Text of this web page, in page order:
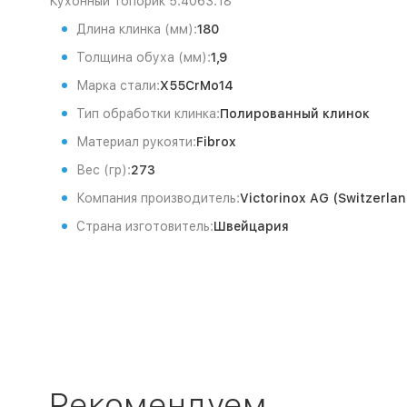
Длина клинка (мм):180
Толщина обуха (мм):1,9
Марка стали:X55CrMo14
Тип обработки клинка:Полированный клинок
Материал рукояти:Fibrox
Вес (гр):273
Компания производитель:Victorinox AG
Страна изготовитель:Швейцария